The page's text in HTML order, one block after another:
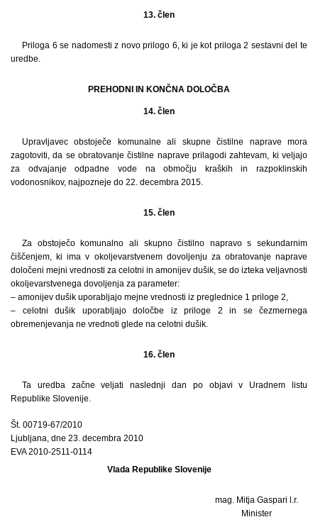
13. člen
Priloga 6 se nadomesti z novo prilogo 6, ki je kot priloga 2 sestavni del te
uredbe.
PREHODNI IN KONČNA DOLOČBA
14. člen
Upravljavec obstoječe komunalne ali skupne čistilne naprave mora
zagotoviti, da se obratovanje čistilne naprave prilagodi zahtevam, ki veljajo
za odvajanje odpadne vode na območju kraških in razpoklinskih
vodonosnikov, najpozneje do 22. decembra 2015.
15. člen
Za obstoječo komunalno ali skupno čistilno napravo s sekundarnim
čiščenjem, ki ima v okoljevarstvenem dovoljenju za obratovanje naprave
določeni mejni vrednosti za celotni in amonijev dušik, se do izteka veljavnosti
okoljevarstvenega dovoljenja za parameter:
– amonijev dušik uporabljajo mejne vrednosti iz preglednice 1 priloge 2,
– celotni dušik uporabljajo določbe iz priloge 2 in se čezmernega
obremenjevanja ne vrednoti glede na celotni dušik.
16. člen
Ta uredba začne veljati naslednji dan po objavi v Uradnem listu
Republike Slovenije.
Št. 00719-67/2010
Ljubljana, dne 23. decembra 2010
EVA 2010-2511-0114
Vlada Republike Slovenije
mag. Mitja Gaspari l.r.
Minister